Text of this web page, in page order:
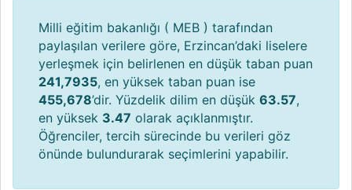
Milli eğitim bakanlığı ( MEB ) tarafından
paylaşılan verilere göre, Erzincan’daki liselere
yerleşmek için belirlenen en düşük taban puan
241,7935, en yüksek taban puan ise
455,678’dir. Yüzdelik dilim en düşük 63.57,
en yüksek 3.47 olarak açıklanmıştır.
Öğrenciler, tercih sürecinde bu verileri göz
önünde bulundurarak seçimlerini yapabilir.